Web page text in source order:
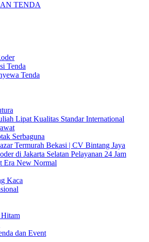
TENDA
Tenda
Tenda
Lipat Kualitas Standar International
Serbaguna
Termurah Bekasi | CV Bintang Jaya
di Jakarta Selatan Pelayanan 24 Jam
Era New Normal
Kaca
dan Event